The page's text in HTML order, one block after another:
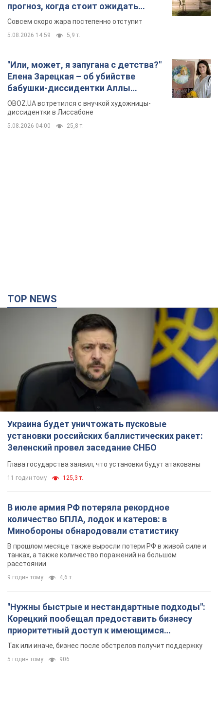
прогноз, когда стоит ожидать
изменения погоды
Совсем скоро жара постепенно отступит
5.08.2026 14:59 5,9 т.
"Или, может, я запугана с детства?"
Елена Зарецкая – об убийстве
бабушки-диссидентки Аллы
Горской, критике сына Стуса и
бегстве в Португалию с пятью
детьми
OBOZ.UA встретился с внучкой художницы-
диссидентки в Лиссабоне
5.08.2026 04:00 25,8 т.
TOP NEWS
Украина будет уничтожать пусковые
установки российских баллистических ракет:
Зеленский провел заседание СНБО
Глава государства заявил, что установки будут атакованы
11 годин тому 125,3 т.
В июле армия РФ потеряла рекордное
количество БПЛА, лодок и катеров: в
Минобороны обнародовали статистику
В прошлом месяце также выросли потери РФ в живой силе и
танках, а также количество поражений на большом
расстоянии
9 годин тому 4,6 т.
"Нужны быстрые и нестандартные подходы":
Корецкий пообещал предоставить бизнесу
приоритетный доступ к имеющимся
складским помещениям
Так или иначе, бизнес после обстрелов получит поддержку
5 годин тому 906